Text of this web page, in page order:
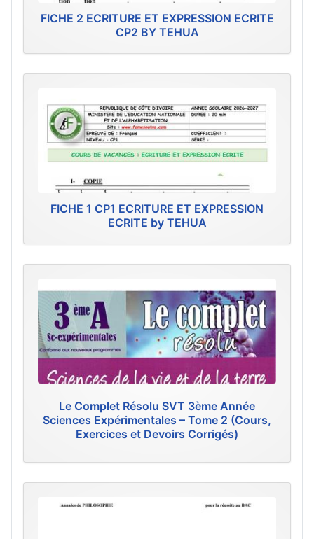
FICHE 2 ECRITURE ET EXPRESSION ECRITE
CP2 BY TEHUA
FICHE 1 CP1 ECRITURE ET EXPRESSION
ECRITE by TEHUA
Le Complet Résolu SVT 3ème Année
Sciences Expérimentales – Tome 2 (Cours,
Exercices et Devoirs Corrigés)